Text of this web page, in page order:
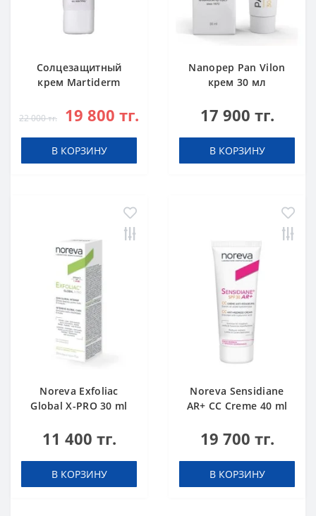
Cолцезащитный
крем Martiderm
SPF50+ 40 мл
22 000 тг. 19 800 тг.
В КОРЗИНУ
Nanopep Pan Vilon
крем 30 мл
17 900 тг.
В КОРЗИНУ
Noreva Exfoliac
Global X-PRO 30 ml
11 400 тг.
В КОРЗИНУ
Noreva Sensidiane
AR+ CC Creme 40 ml
19 700 тг.
В КОРЗИНУ